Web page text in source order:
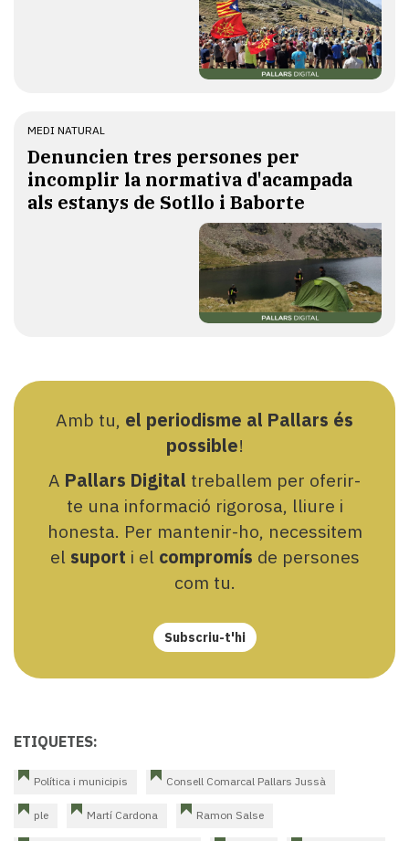
MEDI NATURAL
Denuncien tres persones per
incomplir la normativa d'acampada
als estanys de Sotllo i Baborte
Amb tu, el periodisme al Pallars és
possible!
A Pallars Digital treballem per oferir-
te una informació rigorosa, lliure i
honesta. Per mantenir-ho, necessitem
el suport i el compromís de persones
com tu.
Subscriu-t'hi
ETIQUETES:
Política i municipis Consell Comarcal Pallars Jussà
ple Martí Cardona Ramon Salse